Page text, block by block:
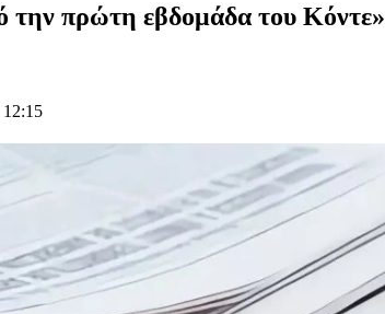
την πρώτη εβδομάδα του Κόντε»
12:15